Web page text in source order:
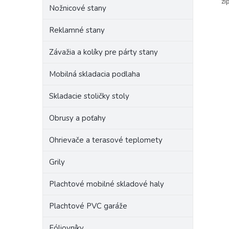
Nožnicové stany
Reklamné stany
Závažia a kolíky pre párty stany
Mobilná skladacia podlaha
Skladacie stoličky stoly
Obrusy a poťahy
Ohrievače a terasové teplomety
Grily
Plachtové mobilné skladové haly
Plachtové PVC garáže